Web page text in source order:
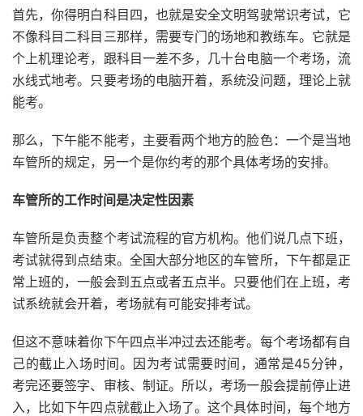
首先，你得明白科目四，也就是安全文明驾驶常识考试，它
不像科目二科目三那样，需要专门的场地和教练车。它就是
个上机理论考，跟科目一差不多，几十台电脑一个考场，流
水线式地考。只要考场的电脑开着，系统没问题，理论上就
能考。
那么，下午能不能考，主要看两个地方的脸色：一个是当地
车管所的规定，另一个是你约考的那个具体考场的安排。
车管所的工作时间是决定性因素
车管所是负责整个考试流程的官方机构。他们说几点下班，
考试就得到点结束。全国大部分地区的车管所，下午都是正
常上班的，一般会到五点或者五点半。只要他们在上班，考
试系统就会开着，考场就有可能安排考试。
但这不意味着你下午四点半冲过去还能考。每个考场都有自
己的截止入场时间。因为考试需要时间，通常是45分钟，
考完还要签字、审核、制证。所以，考场一般会提前停止进
入，比如下午四点就截止入场了。这个具体时间，每个地方